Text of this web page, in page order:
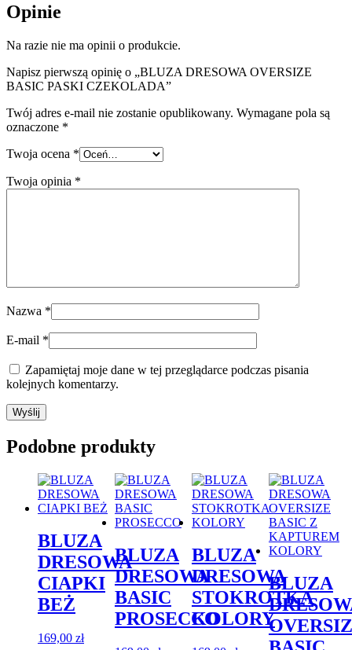
Opinie
Na razie nie ma opinii o produkcie.
Napisz pierwszą opinię o „BLUZA DRESOWA OVERSIZE
BASIC PASKI CZEKOLADA”
Twój adres e-mail nie zostanie opublikowany. Wymagane pola są
oznaczone *
Twoja ocena *
Twoja opinia *
Nazwa *
E-mail *
Zapamiętaj moje dane w tej przeglądarce podczas pisania
kolejnych komentarzy.
Podobne produkty
BLUZA
DRESOWA
CIAPKI
BEŻ
169,00 zł
BLUZA
DRESOWA
BASIC
PROSECCO
BLUZA
DRESOWA
STOKROTKA
KOLORY
BLUZA